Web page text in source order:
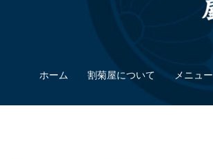
ホーム 割菊屋について メニュー